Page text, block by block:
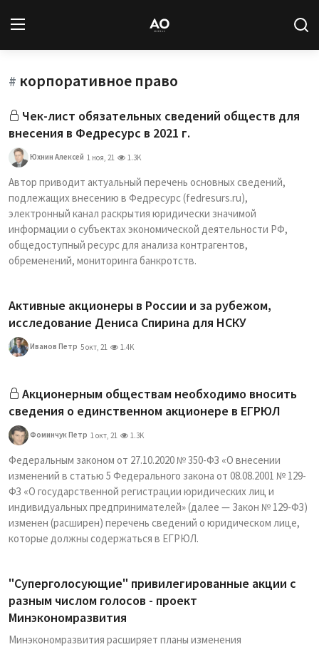
Вход Регистрация
Новости
Статьи
Авторы
Архив
База знаний
# корпоративное право
Чек-лист обязательных сведений обществ для
внесения в Федресурс в 2021 г.
Юхнин Алексей 1 ноя, 21 1.3K
Автор приводит актуальный перечень основных сведений,
подлежащих внесению в Федресурс (fedresurs.ru),
электронный канал раскрытия юридически значимой
информации о субъектах экономической деятельности РФ,
общедоступный ресурс для анализа контрагентов,
обременений, мониторинга банкротств.
Активные акционеры в России и за рубежом,
исследование Дениса Спирина для НСКУ
Иванов Петр 5 окт, 21 1.4K
Акционерным обществам необходимо вносить
сведения о единственном акционере в ЕГРЮЛ
Фоминчук Петр 1 окт, 21 1.3K
Федеральным законом от 27.10.2020 № 350-ФЗ «О внесении
изменений в статью 5 Федерального закона от 08.08.2001 № 129-
ФЗ «О государственной регистрации юридических лиц и
индивидуальных предпринимателей» (далее — Закон № 129-ФЗ)
изменен (расширен) перечень сведений о юридическом лице,
которые должны содержаться в ЕГРЮЛ.
"Суперголосующие" привилегированные акции с
разным числом голосов - проект
Минэкономразвития
Минэкономразвития расширяет планы изменения